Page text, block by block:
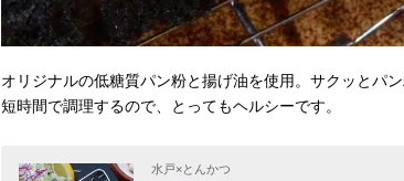
オリジナルの低糖質パン粉と揚げ油を使用。サクッとパ
短時間で調理するので、とってもヘルシーです。
水戸×とんかつ